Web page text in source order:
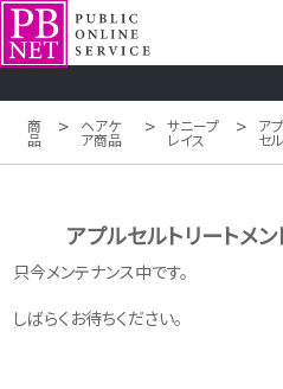
商
品 > ヘアケ
ア商品 > サニープ
レイス > ア
セル
アプルセルトリートメ
只今メンテナンス中です。
しばらくお待ちください。